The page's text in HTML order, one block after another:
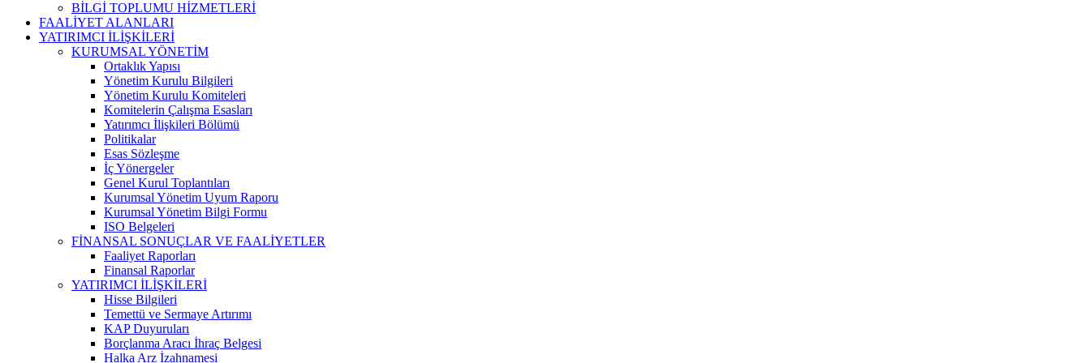
BİLGİ TOPLUMU HİZMETLERİ
FAALİYET ALANLARI
YATIRIMCI İLİŞKİLERİ
KURUMSAL YÖNETİM
Ortaklık Yapısı
Yönetim Kurulu Bilgileri
Yönetim Kurulu Komiteleri
Komitelerin Çalışma Esasları
Yatırımcı İlişkileri Bölümü
Politikalar
Esas Sözleşme
İç Yönergeler
Genel Kurul Toplantıları
Kurumsal Yönetim Uyum Raporu
Kurumsal Yönetim Bilgi Formu
ISO Belgeleri
FİNANSAL SONUÇLAR VE FAALİYETLER
Faaliyet Raporları
Finansal Raporlar
YATIRIMCI İLİŞKİLERİ
Hisse Bilgileri
Temettü ve Sermaye Artırımı
KAP Duyuruları
Borçlanma Aracı İhraç Belgesi
Halka Arz İzahnamesi